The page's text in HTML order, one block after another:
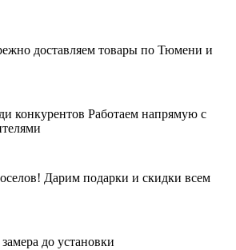
доставляем товары по Тюмени и
конкурентов Работаем напрямую с
Дарим подарки и скидки всем
до установки